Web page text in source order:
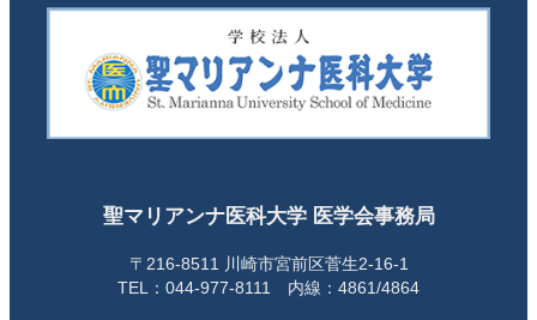
聖マリアンナ医科大学 医学会事務局
〒216-8511 川崎市宮前区菅生2-16-1
TEL：044-977-8111 内線：4861/4864